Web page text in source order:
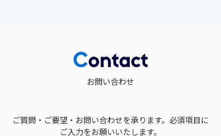
お問い合わせ
ご質問・ご要望・お問い合わせを承ります。必須項目に
ご入力をお願いいたします。